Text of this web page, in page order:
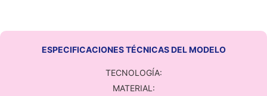
ESPECIFICACIONES TÉCNICAS DEL MODELO
TECNOLOGÍA:
MATERIAL: